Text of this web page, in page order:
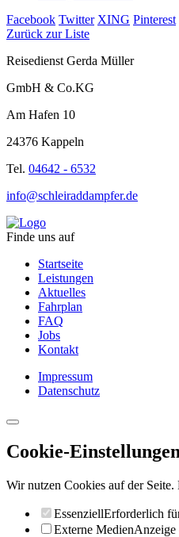
Facebook Twitter XING Pinterest
Zurück zur Liste
Reisedienst Gerda Müller
GmbH & Co.KG
Am Hafen 10
24376 Kappeln
Tel. 04642 - 6532
info@schleiraddampfer.de
Finde uns auf
Startseite
Leistungen
Aktuelles
Fahrplan
FAQ
Jobs
Kontakt
Impressum
Datenschutz
Cookie-Einstellungen
Wir nutzen Cookies auf der Seite.
EssenziellErforderlich
Externe MedienAnzeige